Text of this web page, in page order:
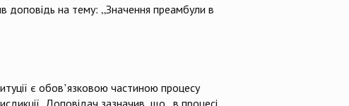
доповідь на тему: „Значення преамбули в
є обов’язковою частиною процесу
Доповідач зазначив, що „в процесі